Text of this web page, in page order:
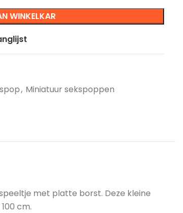
WINKELKAR
, Miniatuur sekspoppen
met platte borst. Deze kleine
cm.